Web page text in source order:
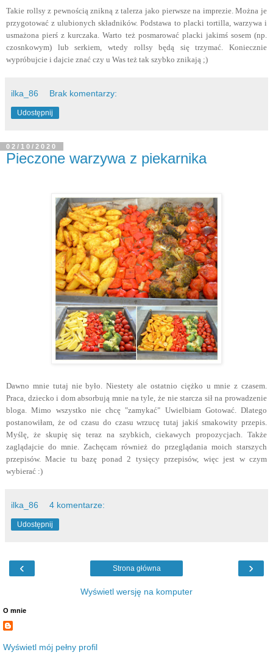
Takie rollsy z pewnością znikną z talerza jako pierwsze na imprezie. Można je
przygotować z ulubionych składników. Podstawa to placki tortilla, warzywa i
usmażona pierś z kurczaka. Warto też posmarować placki jakimś sosem (np.
czosnkowym) lub serkiem, wtedy rollsy będą się trzymać. Koniecznie
wypróbujcie i dajcie znać czy u Was też tak szybko znikają ;)
ilka_86 Brak komentarzy:
Udostępnij
02/10/2020
Pieczone warzywa z piekarnika
Dawno mnie tutaj nie było. Niestety ale ostatnio ciężko u mnie z czasem.
Praca, dziecko i dom absorbują mnie na tyle, że nie starcza sił na prowadzenie
bloga. Mimo wszystko nie chcę "zamykać" Uwielbiam Gotować. Dlatego
postanowiłam, że od czasu do czasu wrzucę tutaj jakiś smakowity przepis.
Myślę, że skupię się teraz na szybkich, ciekawych propozycjach. Także
zaglądajcie do mnie. Zachęcam również do przeglądania moich starszych
przepisów. Macie tu bazę ponad 2 tysięcy przepisów, więc jest w czym
wybierać :)
ilka_86 4 komentarze:
Udostępnij
‹ ›
Strona główna
Wyświetl wersję na komputer
O mnie
Wyświetl mój pełny profil